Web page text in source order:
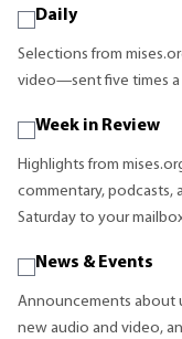
Daily
Selections from
video—sent five times
Week in Review
Highlights from
commentary, podcasts,
Saturday to your
News & Events
Announcements about
new audio and video,